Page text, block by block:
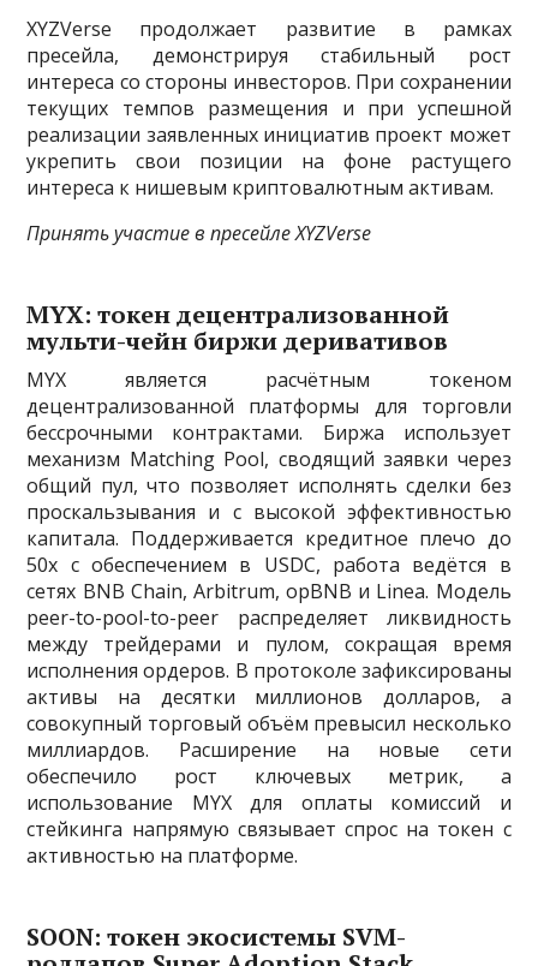
XYZVerse продолжает развитие в рамках
пресейла, демонстрируя стабильный рост
интереса со стороны инвесторов. При сохранении
текущих темпов размещения и при успешной
реализации заявленных инициатив проект может
укрепить свои позиции на фоне растущего
интереса к нишевым криптовалютным активам.
Принять участие в пресейле XYZVerse
MYX: токен децентрализованной
мульти-чейн биржи деривативов
MYX является расчётным токеном
децентрализованной платформы для торговли
бессрочными контрактами. Биржа использует
механизм Matching Pool, сводящий заявки через
общий пул, что позволяет исполнять сделки без
проскальзывания и с высокой эффективностью
капитала. Поддерживается кредитное плечо до
50х с обеспечением в USDC, работа ведётся в
сетях BNB Chain, Arbitrum, opBNB и Linea. Модель
peer-to-pool-to-peer распределяет ликвидность
между трейдерами и пулом, сокращая время
исполнения ордеров. В протоколе зафиксированы
активы на десятки миллионов долларов, а
совокупный торговый объём превысил несколько
миллиардов. Расширение на новые сети
обеспечило рост ключевых метрик, а
использование MYX для оплаты комиссий и
стейкинга напрямую связывает спрос на токен с
активностью на платформе.
SOON: токен экосистемы SVM-